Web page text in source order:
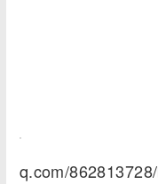
q.com/